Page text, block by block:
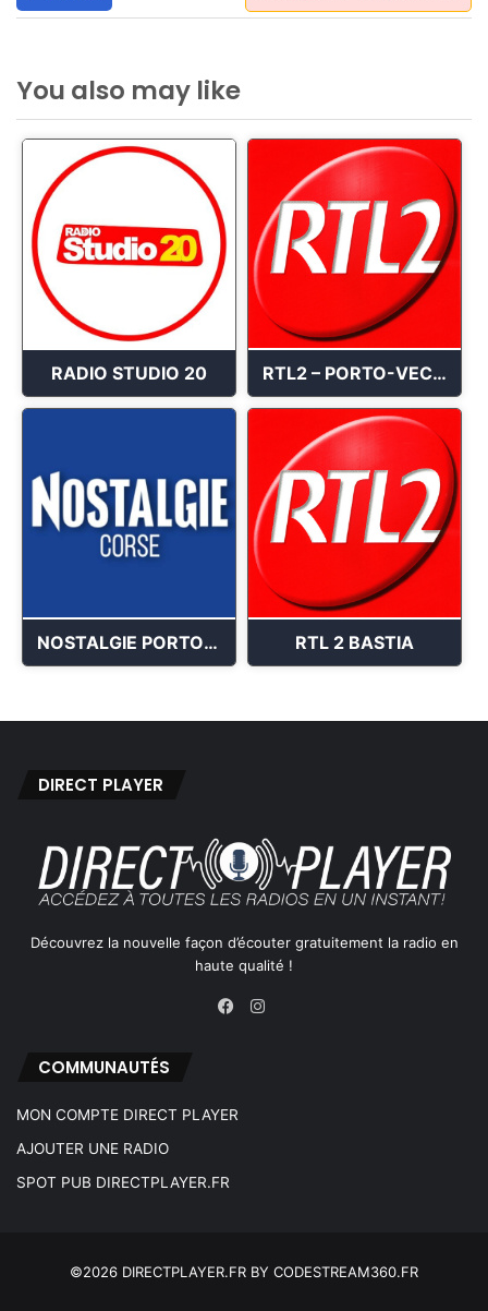
You also may like
RADIO STUDIO 20 RTL2 – PORTO-VECCHIO
NOSTALGIE PORTO-VECCHIO RTL 2 BASTIA
DIRECT PLAYER
Découvrez la nouvelle façon d’écouter gratuitement la radio en
haute qualité !
Instagram
COMMUNAUTÉS
MON COMPTE DIRECT PLAYER
AJOUTER UNE RADIO
SPOT PUB DIRECTPLAYER.FR
©2026 DIRECTPLAYER.FR BY CODESTREAM360.FR